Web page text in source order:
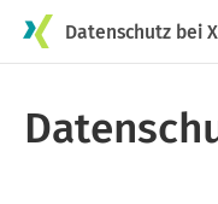
Datenschutz bei